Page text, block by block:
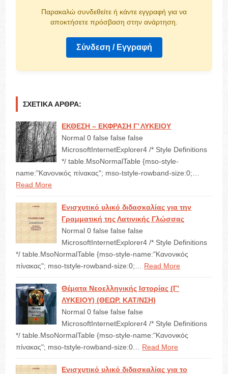
Παρακαλώ συνδεθείτε ή κάντε εγγραφή για να
αποκτήσετε πρόσβαση στην ανάρτηση.
Σύνδεση / Εγγραφή
ΣΧΕΤΙΚΆ ΆΡΘΡΑ:
ΕΚΘΕΣΗ – ΕΚΦΡΑΣΗ Γ’ ΛΥΚΕΙΟΥ
Normal 0 false false false
MicrosoftInternetExplorer4 /* Style Definitions
*/ table.MsoNormalTable {mso-style-
name:"Κανονικός πίνακας"; mso-tstyle-rowband-size:0;…
Read More
Ενισχυτικό υλικό διδασκαλίας για την
Γραμματική της Λατινικής Γλώσσας
Normal 0 false false false
MicrosoftInternetExplorer4 /* Style Definitions
*/ table.MsoNormalTable {mso-style-name:"Κανονικός
πίνακας"; mso-tstyle-rowband-size:0;…
Read More
Θέματα Νεοελληνικής Ιστορίας (Γ’
ΛΥΚΕΙΟΥ) (ΘΕΩΡ. ΚΑΤ/ΝΣΗ)
Normal 0 false false false
MicrosoftInternetExplorer4 /* Style Definitions
*/ table.MsoNormalTable {mso-style-name:"Κανονικός
πίνακας"; mso-tstyle-rowband-size:0…
Read More
Ενισχυτικό υλικό διδασκαλίας για το